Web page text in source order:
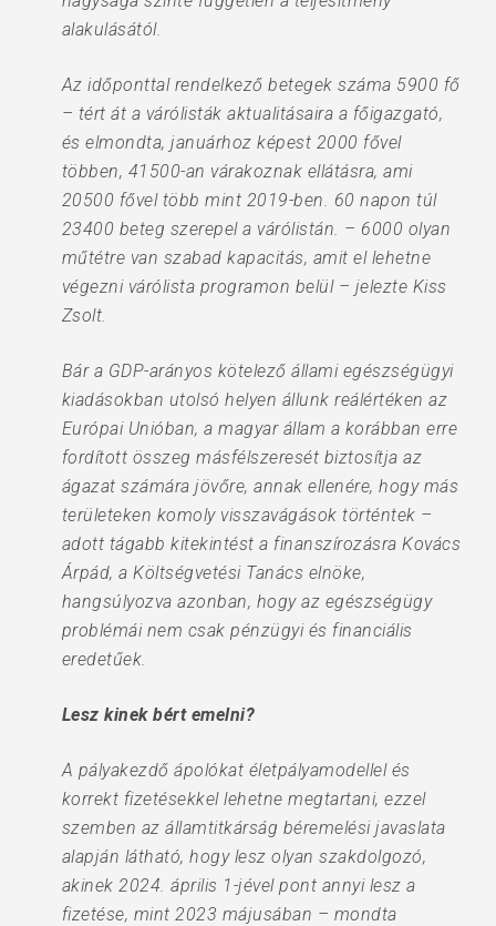
alakulásától.
Az időponttal rendelkező betegek száma 5900 fő
– tért át a várólisták aktualitásaira a főigazgató,
és elmondta, januárhoz képest 2000 fővel
többen, 41500-an várakoznak ellátásra, ami
20500 fővel több mint 2019-ben. 60 napon túl
23400 beteg szerepel a várólistán. – 6000 olyan
műtétre van szabad kapacitás, amit el lehetne
végezni várólista programon belül – jelezte Kiss
Zsolt.
Bár a GDP-arányos kötelező állami egészségügyi
kiadásokban utolsó helyen állunk reálértéken az
Európai Unióban, a magyar állam a korábban erre
fordított összeg másfélszeresét biztosítja az
ágazat számára jövőre, annak ellenére, hogy más
területeken komoly visszavágások történtek –
adott tágabb kitekintést a finanszírozásra Kovács
Árpád, a Költségvetési Tanács elnöke,
hangsúlyozva azonban, hogy az egészségügy
problémái nem csak pénzügyi és financiális
eredetűek.
Lesz kinek bért emelni?
A pályakezdő ápolókat életpályamodellel és
korrekt fizetésekkel lehetne megtartani, ezzel
szemben az államtitkárság béremelési javaslata
alapján látható, hogy lesz olyan szakdolgozó,
akinek 2024. április 1-jével pont annyi lesz a
fizetése, mint 2023 májusában – mondta